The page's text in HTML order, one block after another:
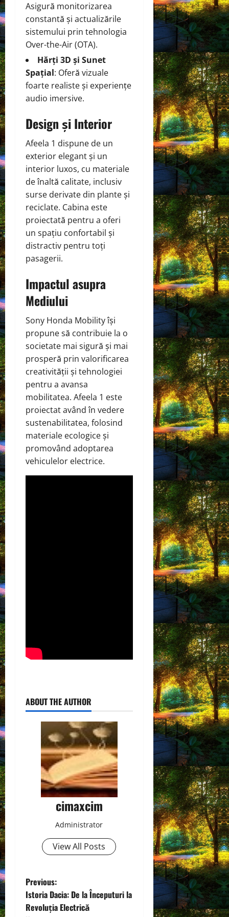
Asigură monitorizarea
constantă și actualizările
sistemului prin tehnologia
Over-the-Air (OTA).
Hărți 3D și Sunet
Spațial: Oferă vizuale
foarte realiste și experiențe
audio imersive.
Design și Interior
Afeela 1 dispune de un
exterior elegant și un
interior luxos, cu materiale
de înaltă calitate, inclusiv
surse derivate din plante și
reciclate. Cabina este
proiectată pentru a oferi
un spațiu confortabil și
distractiv pentru toți
pasagerii.
Impactul asupra
Mediului
Sony Honda Mobility își
propune să contribuie la o
societate mai sigură și mai
prosperă prin valorificarea
creativității și tehnologiei
pentru a avansa
mobilitatea. Afeela 1 este
proiectat având în vedere
sustenabilitatea, folosind
materiale ecologice și
promovând adoptarea
vehiculelor electrice.
ABOUT THE AUTHOR
cimaxcim
Administrator
View All Posts
P
o
Previous:
Istoria Dacia: De la Începuturi la
Revoluția Electrică